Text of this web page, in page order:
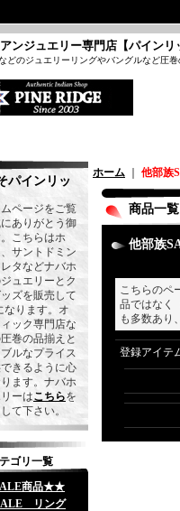
ンジュエリー専門店【パインリ
どのジュエリーリングやバングルなど圧巻
パインリッ
ページをご覧
ありがとう御
こちらはホ
サントドミン
タなどナバホ
ュエリーとク
ズを販売して
なります。オ
ック専門店な
巻の品揃えと
ルなプライス
きるように心
ます。ナバホ
ーはこちらを
て下さい。
ゴリ一覧
商品★★
リング
ホーム 他部族
商品一覧
他部族
こちらのペ
品ではなく
も多数あり
登録アイテ